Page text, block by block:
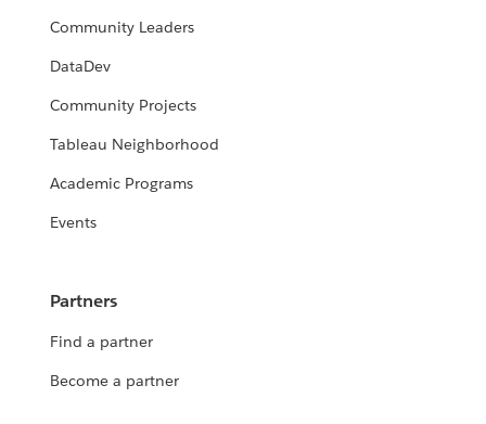
Community Leaders
DataDev
Community Projects
Tableau Neighborhood
Academic Programs
Events
Partners
Find a partner
Become a partner